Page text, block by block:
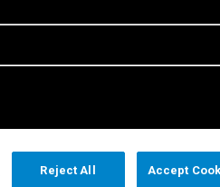
Reject All Accept